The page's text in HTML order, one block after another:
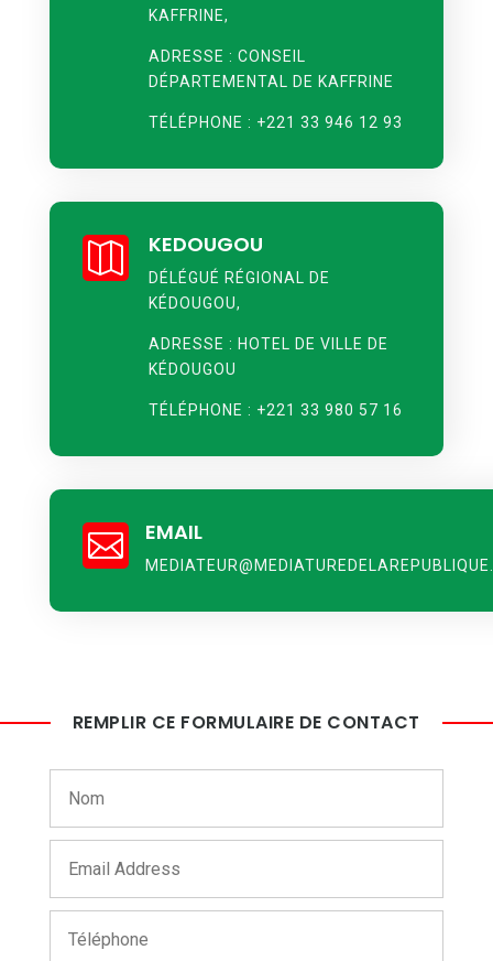
KAFFRINE,
ADRESSE : CONSEIL
DÉPARTEMENTAL DE KAFFRINE
TÉLÉPHONE : +221 33 946 12 93
 KEDOUGOU
DÉLÉGUÉ RÉGIONAL DE
KÉDOUGOU,
ADRESSE : HOTEL DE VILLE DE
KÉDOUGOU
TÉLÉPHONE : +221 33 980 57 16
 EMAIL
REMPLIR CE FORMULAIRE DE CONTACT